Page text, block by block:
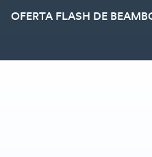
OFERTA FLASH DE